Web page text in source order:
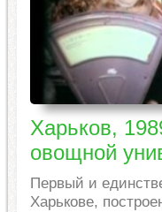
Харьков,
овощной
Первый и
Харькове,